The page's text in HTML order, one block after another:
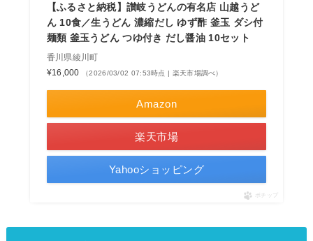
【ふるさと納税】讃岐うどんの有名店 山越うど
ん 10食／生うどん 濃縮だし ゆず酢 釜玉 ダシ付
麺類 釜玉うどん つゆ付き だし醤油 10セット
香川県綾川町
¥16,000
（2026/03/02 07:53時点 | 楽天市場調べ）
Amazon
楽天市場
Yahooショッピング
ポチップ